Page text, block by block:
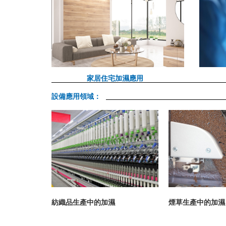
家居住宅加濕應用
設備應用領域：
紡織品生產中的加濕 煙草生產中的加濕